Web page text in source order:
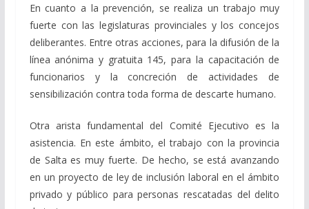
En cuanto a la prevención, se realiza un trabajo muy
fuerte con las legislaturas provinciales y los concejos
deliberantes. Entre otras acciones, para la difusión de la
línea anónima y gratuita 145, para la capacitación de
funcionarios y la concreción de actividades de
sensibilización contra toda forma de descarte humano.
Otra arista fundamental del Comité Ejecutivo es la
asistencia. En este ámbito, el trabajo con la provincia
de Salta es muy fuerte. De hecho, se está avanzando
en un proyecto de ley de inclusión laboral en el ámbito
privado y público para personas rescatadas del delito